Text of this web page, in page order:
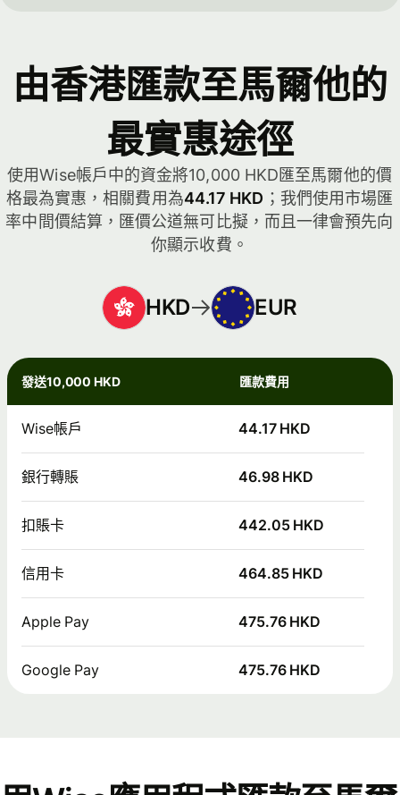
由香港匯款至馬爾他的
最實惠途徑
使用Wise帳戶中的資金將10,000 HKD匯至馬爾他的價
格最為實惠，相關費用為44.17 HKD ；我們使用市場匯
率中間價結算，匯價公道無可比擬，而且一律會預先向
你顯示收費。
HKD EUR
發送10,000 HKD 匯款費用
Wise帳戶 44.17 HKD
銀行轉賬 46.98 HKD
扣賬卡 442.05 HKD
信用卡 464.85 HKD
Apple Pay 475.76 HKD
Google Pay 475.76 HKD